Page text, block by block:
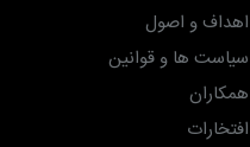
اهداف و اصول
سیاست ها و قوانین
همکاران
افتخارات